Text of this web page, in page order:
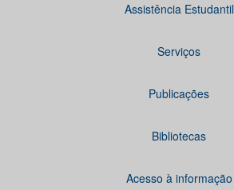
Assistência Estudantil
Serviços
Publicações
Bibliotecas
Acesso à informação